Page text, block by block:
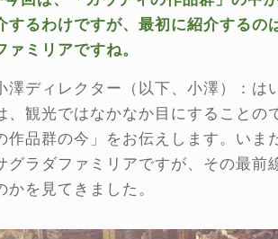
するわけですが、最初に紹介するの
ァミリアですね。
澤ディレクター（以下、小澤）：は
、観光ではなかなか目にすることの
作品群の今」をお伝えします。いま
グラダファミリアですが、その最前
かを見てきました。